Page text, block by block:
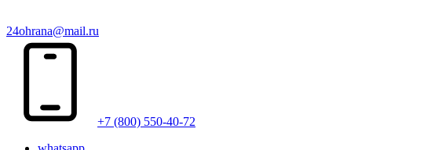
24ohrana@mail.ru
+7 (800) 550-40-72